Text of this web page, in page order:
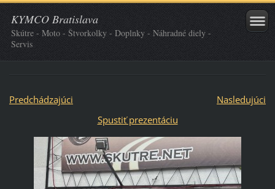
KYMCO Bratislava
Skútre - Moto - Štvorkolky - Doplnky - Náhradné diely -
Servis
Predchádzajúci
Nasledujúci
Spustiť prezentáciu